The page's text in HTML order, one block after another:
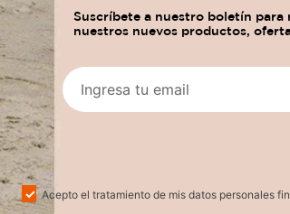
Acepto el tratamiento de mis datos personales